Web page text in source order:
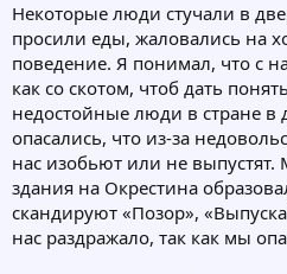
Некоторые люди стучали в
просили еды, жаловались на
поведение. Я понимал, что с
как со скотом, чтоб дать
недостойные люди в стране
опасались, что из-за
нас изобьют или не
здания на Окрестина
скандируют «Позор»,
нас раздражало, так как мы